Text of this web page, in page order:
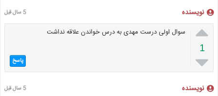
نویسنده 5 سال قبل

1

سوال اولی درست مهدی به درس خواندن علاقه نداشت
پاسخ
نویسنده 5 سال قبل